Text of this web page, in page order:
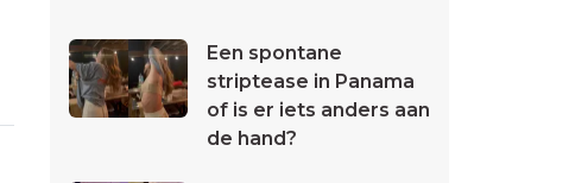
Een spontane
striptease in Panama
of is er iets anders aan
de hand?